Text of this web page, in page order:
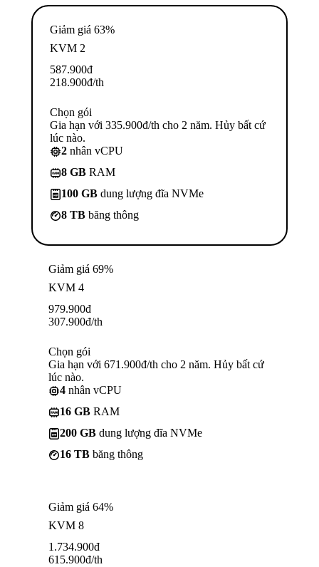
Giảm giá 63%
KVM 2
587.900đ
218.900đ/th
Chọn gói
Gia hạn với 335.900đ/th cho 2 năm. Hủy bất cứ
lúc nào.
2 nhân vCPU
8 GB RAM
100 GB dung lượng đĩa NVMe
8 TB băng thông
Giảm giá 69%
KVM 4
979.900đ
307.900đ/th
Chọn gói
Gia hạn với 671.900đ/th cho 2 năm. Hủy bất cứ
lúc nào.
4 nhân vCPU
16 GB RAM
200 GB dung lượng đĩa NVMe
16 TB băng thông
Giảm giá 64%
KVM 8
1.734.900đ
615.900đ/th